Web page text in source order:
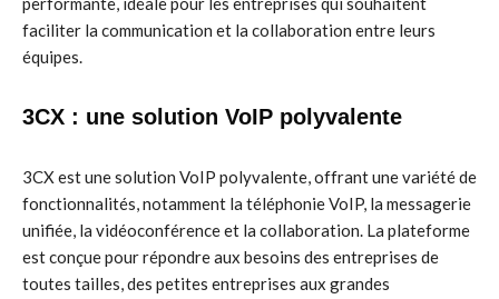
faciliter la communication et la collaboration entre leurs
équipes.
3CX : une solution VoIP polyvalente
3CX est une solution VoIP polyvalente, offrant une variété de
fonctionnalités, notamment la téléphonie VoIP, la messagerie
unifiée, la vidéoconférence et la collaboration. La plateforme
est conçue pour répondre aux besoins des entreprises de
toutes tailles, des petites entreprises aux grandes